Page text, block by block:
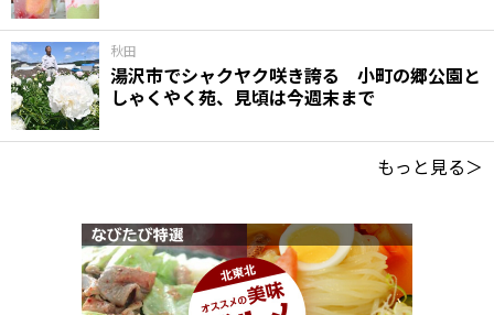
秋田
湯沢市でシャクヤク咲き誇る 小町の郷公園と
しゃくやく苑、見頃は今週末まで
もっと見る＞